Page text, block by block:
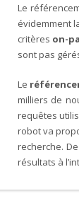
Le
évidemment
critères on-
sont pas
Le
milliers de
requêtes
robot va
recherche.
résultats à